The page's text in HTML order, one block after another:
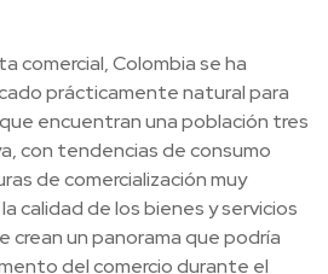
comercial, Colombia se ha
prácticamente natural para
encuentran una población tres
con tendencias de consumo
de comercialización muy
calidad de los bienes y servicios
crean un panorama que podría
del comercio durante el